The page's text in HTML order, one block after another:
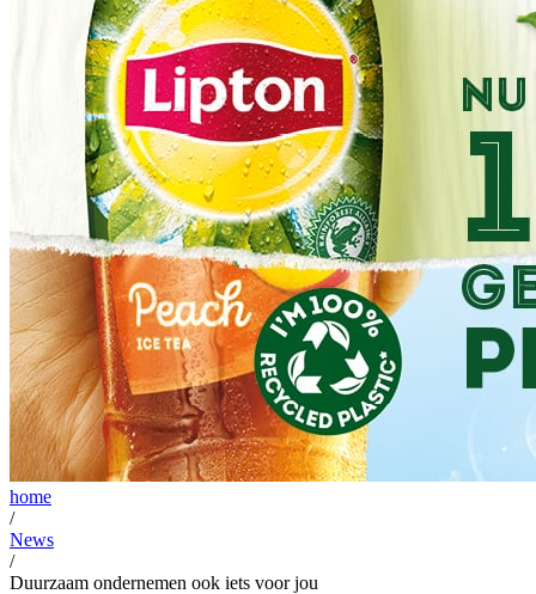
home
/
News
/
Duurzaam ondernemen ook iets voor jou